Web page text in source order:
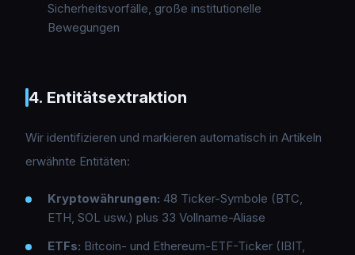
Sicherheitsvorfälle, große institutionelle
Bewegungen
4. Entitätsextraktion
Wir identifizieren und markieren automatisch in Artikeln
erwähnte Entitäten:
Kryptowährungen: 48 Ticker-Symbole (BTC,
ETH, SOL usw.) plus 33 Vollname-Aliase
ETFs: Bitcoin- und Ethereum-ETF-Ticker (IBIT,